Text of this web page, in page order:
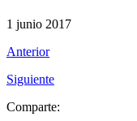
1 junio 2017
Anterior
Siguiente
Comparte: